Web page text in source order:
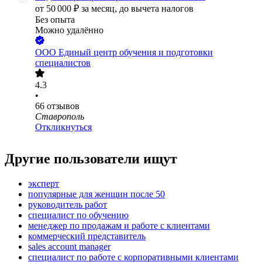
от 50 000 ₽ за месяц, до вычета налогов
Без опыта
Можно удалённо
ООО Единый центр обучения и подготовки
специалистов
4.3
•
66 отзывов
Ставрополь
Откликнуться
Другие пользователи ищут
эксперт
популярные для женщин после 50
руководитель работ
специалист по обучению
менеджер по продажам и работе с клиентами
коммерческий представитель
sales account manager
специалист по работе с корпоративными клиентами